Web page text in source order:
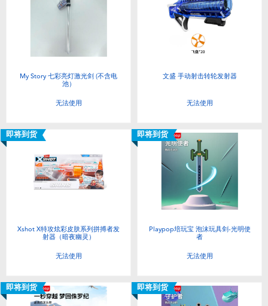
My Story 七彩亮灯激光剑 (不含电
池）
无法使用
文盛 手动射击转轮发射器
无法使用
即将到货
Xshot X特攻炫彩皮肤系列拼搏者发
射器（暗夜幽灵）
无法使用
即将到货
Playpop培玩宝 泡沫玩具剑-光明使
者
无法使用
即将到货 即将到货